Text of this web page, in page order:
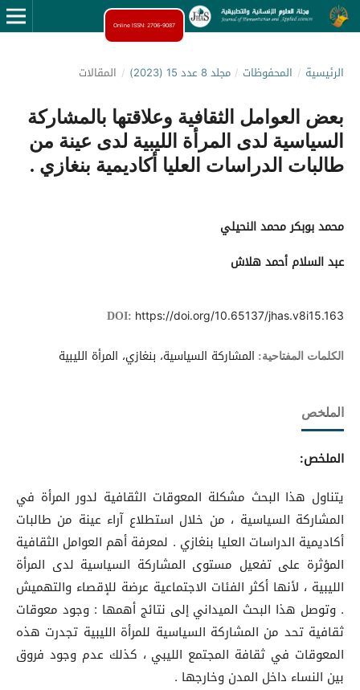
Online ISSN: 2706-9087
الرئيسية / المحفوظات / مجلد 8 عدد 15 (2023) / المقالات
بعض العوامل الثقافية وعلاقتها بالمشاركة
السياسية لدى المرأة الليبية لدى عينة من
طالبات الدراسات العليا أكاديمية بنغازي .
محمد بوبكر محمد النحيلي
عبد السلام أحمد هلاش
DOI: https://doi.org/10.65137/jhas.v8i15.163
الكلمات المفتاحية: المشاركة السياسية، بنغازي، المرأة الليبية
الملخص
الملخص:
يتناول هذا البحث مشكلة المعوقات الثقافية لدور المرأة في
المشاركة السياسية ، من خلال استطلاع آراء عينة من طالبات
أكاديمية الدراسات العليا بنغازي . لمعرفة أهم العوامل الثقافية
المؤثرة على تفعيل مستوى المشاركة السياسية لدى المرأة
الليبية ، لأنها أكثر الفئات الاجتماعية عرضة للإقصاء والتهميش
. وتوصل هذا البحث الميداني إلى نتائج أهمها : وجود معوقات
ثقافية تحد من المشاركة السياسية للمرأة الليبية تجدرت هذه
المعوقات في ثقافة المجتمع الليبي ، كذلك عدم وجود فروق
بين النساء داخل المدن وخارجها .